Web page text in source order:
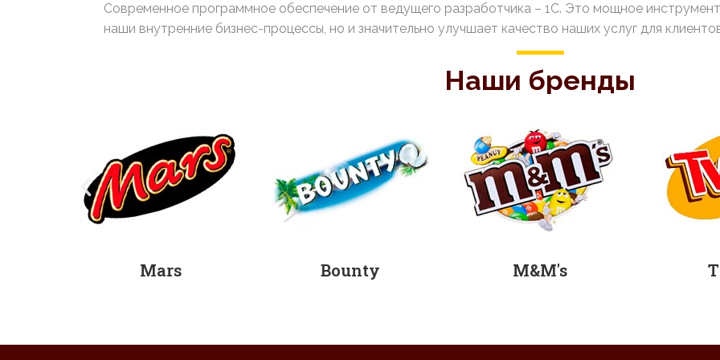
Современное программное обеспечение от ведущего разработчика – 1С. Это мощное
наши внутренние бизнес-процессы, но и значительно улучшает качество наших услуг для
Наши бренды
Bounty M&M's Twix